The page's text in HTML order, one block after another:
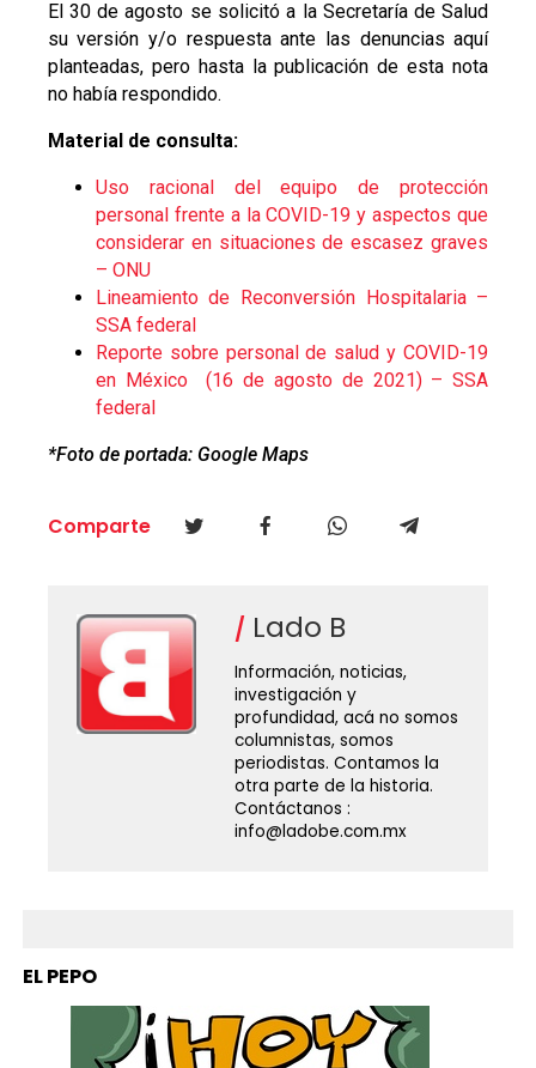
El 30 de agosto se solicitó a la Secretaría de Salud
su versión y/o respuesta ante las denuncias aquí
planteadas, pero hasta la publicación de esta nota
no había respondido.
Material de consulta:
Uso racional del equipo de protección
personal frente a la COVID-19 y aspectos que
considerar en situaciones de escasez graves
– ONU
Lineamiento de Reconversión Hospitalaria –
SSA federal
Reporte sobre personal de salud y COVID-19
en México (16 de agosto de 2021) – SSA
federal
*Foto de portada: Google Maps
Comparte
Lado B
Información, noticias,
investigación y
profundidad, acá no somos
columnistas, somos
periodistas. Contamos la
otra parte de la historia.
Contáctanos :
info@ladobe.com.mx
EL PEPO